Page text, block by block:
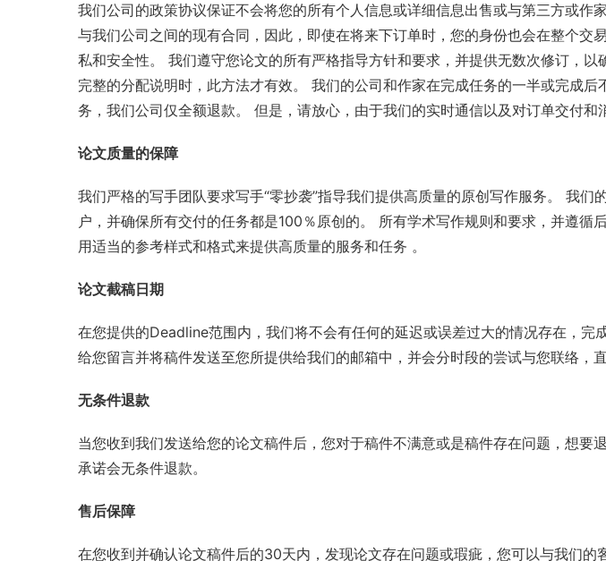
我们公司的政策协议保证不会将您的所有个人信息或详细信息出售或与第三方或
与我们公司之间的现有合同，因此，即使在将来下订单时，您的身份也会在整个
私和安全性。 我们遵守您论文的所有严格指导方针和要求，并提供无数次修订，
完整的分配说明时，此方法才有效。 我们的公司和作家在完成任务的一半或完成
务，我们公司仅全额退款。 但是，请放心，由于我们的实时通信以及对订单交付和
论文质量的保障
我们严格的写手团队要求写手“零抄袭”指导我们提供高质量的原创写作服务。 我
户，并确保所有交付的任务都是100％原创的。 所有学术写作规则和要求，并遵
用适当的参考样式和格式来提供高质量的服务和任务 。
论文截稿日期
在您提供的Deadline范围内，我们将不会有任何的延迟或误差过大的情况存在，
给您留言并将稿件发送至您所提供给我们的邮箱中，并会分时段的尝试与您联络，
无条件退款
当您收到我们发送给您的论文稿件后，您对于稿件不满意或是稿件存在问题，想
承诺会无条件退款。
售后保障
在您收到并确认论文稿件后的30天内，发现论文存在问题或瑕疵，您可以与我们